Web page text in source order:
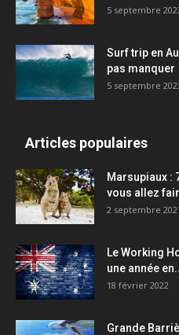
5 septembre
Surf trip en
pas manquer
5 septembre
Articles populaires
Marsupiaux :
vous allez
2 septembre
Le Working
une année
18 février 2022
Grande